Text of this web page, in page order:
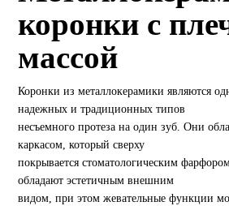
коронки с
массой
Коронки из металлокерамики являются
надежных и традиционных типов
несъемного протеза на один зуб. Они
каркасом, который сверху
покрывается стоматологическим
обладают эстетичным внешним
видом, при этом жевательные функции